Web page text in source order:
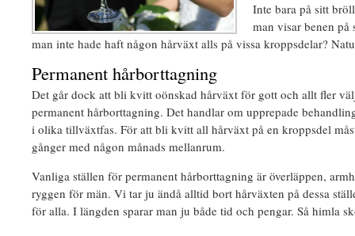
Inte bara på sitt
man visar benen
man inte hade haft någon hårväxt alls på vissa kroppsdelar?
Permanent hårborttagning
Det går dock att bli kvitt oönskad hårväxt för gott och allt fler
permanent hårborttagning. Det handlar om upprepade
i olika tillväxtfas. För att bli kvitt all hårväxt på en kroppsdel
gånger med någon månads mellanrum.
Vanliga ställen för permanent hårborttagning är överläppen,
ryggen för män. Vi tar ju ändå alltid bort hårväxten på dessa
för alla. I längden sparar man ju både tid och pengar. Så himla